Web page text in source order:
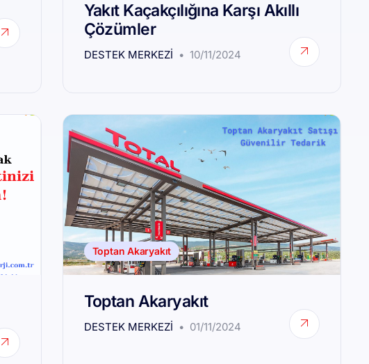
Yakıt Kaçakçılığına Karşı Akıllı
Çözümler
DESTEK MERKEZI 10/11/2024
Toptan Akaryakıt
Toptan Akaryakıt
DESTEK MERKEZI 01/11/2024